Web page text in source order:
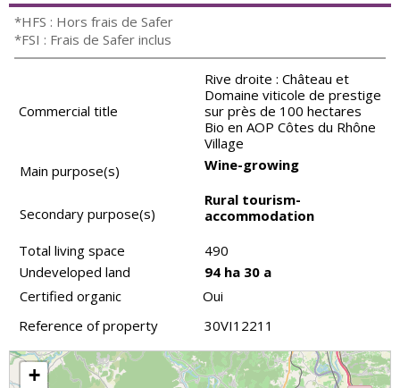
*HFS : Hors frais de Safer
*FSI : Frais de Safer inclus
Commercial title
Rive droite : Château et
Domaine viticole de prestige
sur près de 100 hectares
Bio en AOP Côtes du Rhône
Village
Main purpose(s)
Wine-growing
Secondary purpose(s)
Rural tourism-
accommodation
Total living space
490
Undeveloped land
94 ha 30 a
Certified organic
Oui
Reference of property
30VI12211
+